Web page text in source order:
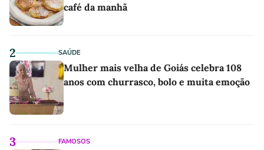
café da manhã
2 SAÚDE
Mulher mais velha de Goiás celebra 108
anos com churrasco, bolo e muita emoção
3 FAMOSOS